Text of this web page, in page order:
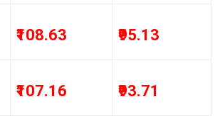
₹108.63 ₹95.13
₹107.16 ₹93.71